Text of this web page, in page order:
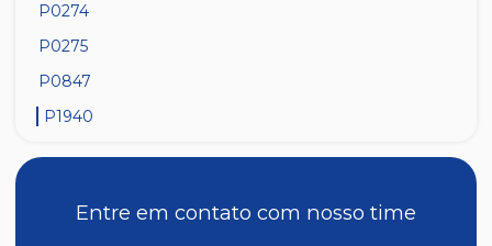
P0274
P0275
P0847
P1940
Entre em contato com nosso time